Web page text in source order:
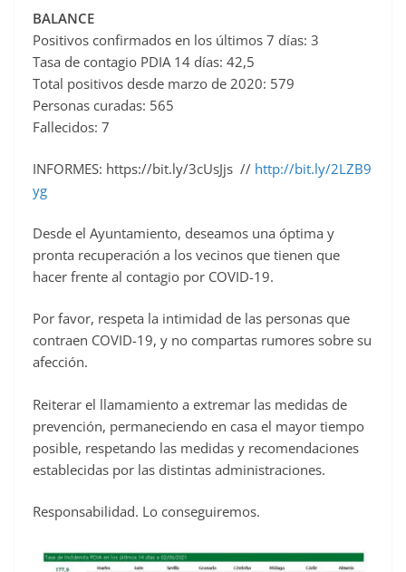
BALANCE
Positivos confirmados en los últimos 7 días: 3
Tasa de contagio PDIA 14 días: 42,5
Total positivos desde marzo de 2020: 579
Personas curadas: 565
Fallecidos: 7
INFORMES: https://bit.ly/3cUsJjs // http://bit.ly/2LZB9
yg
Desde el Ayuntamiento, deseamos una óptima y
pronta recuperación a los vecinos que tienen que
hacer frente al contagio por COVID-19.
Por favor, respeta la intimidad de las personas que
contraen COVID-19, y no compartas rumores sobre su
afección.
Reiterar el llamamiento a extremar las medidas de
prevención, permaneciendo en casa el mayor tiempo
posible, respetando las medidas y recomendaciones
establecidas por las distintas administraciones.
Responsabilidad. Lo conseguiremos.